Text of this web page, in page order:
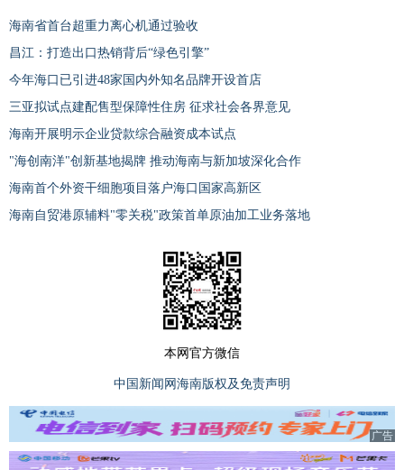
海南省首台超重力离心机通过验收
昌江：打造出口热销背后“绿色引擎”
今年海口已引进48家国内外知名品牌开设首店
三亚拟试点建配售型保障性住房 征求社会各界意见
海南开展明示企业贷款综合融资成本试点
"海创南洋"创新基地揭牌 推动海南与新加坡深化合作
海南首个外资干细胞项目落户海口国家高新区
海南自贸港原辅料"零关税"政策首单原油加工业务落地
本网官方微信
中国新闻网海南版权及免责声明
广告